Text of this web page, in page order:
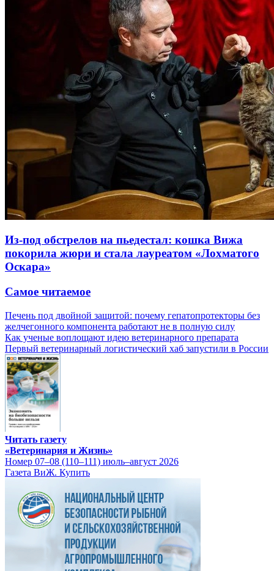
Из-под обстрелов на пьедестал: кошка Вижа
покорила жюри и стала лауреатом «Лохматого
Оскара»
Самое читаемое
Печень под двойной защитой: почему гепатопротекторы без
желчегонного компонента работают не в полную силу
Как ученые воплощают идею ветеринарного препарата
Первый ветеринарный логистический хаб запустили в России
Читать газету
«Ветеринария и Жизнь»
Номер 07–08 (110–111) июль–август 2026
Газета ВиЖ. Купить